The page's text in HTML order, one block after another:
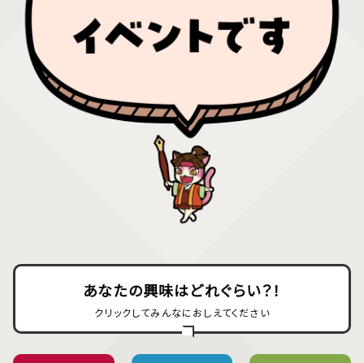
あなたの興味はどれぐらい？！
クリックしてみんなにおしえてください